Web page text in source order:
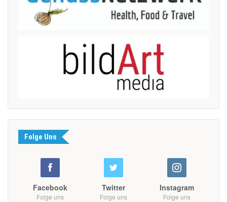
Folge Uns
Facebook
Folge uns
Twitter
Folge uns
Instagram
Folge uns